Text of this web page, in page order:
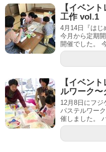
【イベン
工作 vol.1
4月14日『はじ
今月から定期
開催でした。
【イベン
ルワーク〜
12月8日にフ
パステルワー
催しました。